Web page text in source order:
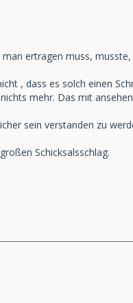
ertragen muss, musste,
, dass es solch einen
mehr. Das mit
sein verstanden zu
Schicksalsschlag.